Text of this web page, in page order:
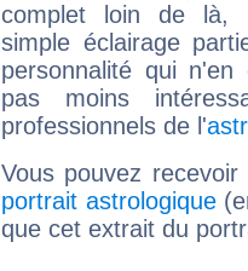
complet loin de là,
simple éclairage
personnalité qui n'en
pas moins
professionnels de l'
Vous pouvez
portrait astrologique
que cet extrait du